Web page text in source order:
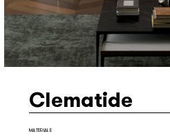
Clematide
MATERIALE